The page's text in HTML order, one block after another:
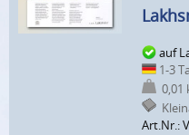
auf
1-3
0,01
Art.Nr.: